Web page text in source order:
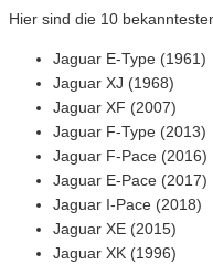
Hier sind die 10
Jaguar E-Type (1961)
Jaguar XJ (1968)
Jaguar XF (2007)
Jaguar F-Type (2013)
Jaguar F-Pace (2016)
Jaguar E-Pace (2017)
Jaguar I-Pace (2018)
Jaguar XE (2015)
Jaguar XK (1996)